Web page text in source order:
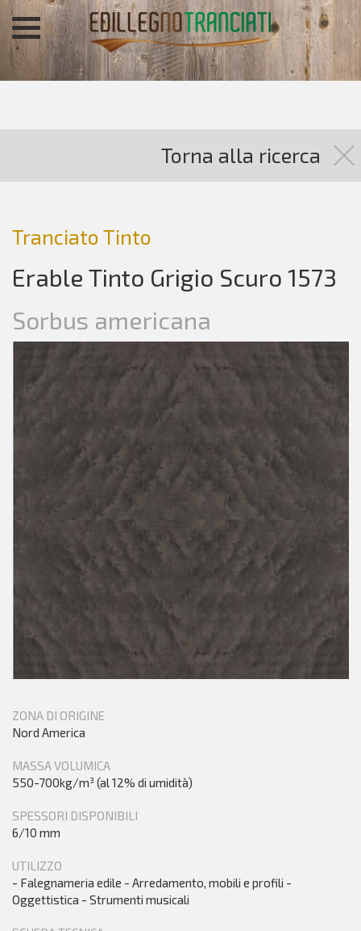
Torna alla ricerca
Tranciato Tinto
Erable Tinto Grigio Scuro 1573
Sorbus americana
ZONA DI ORIGINE
Nord America
MASSA VOLUMICA
550-700kg/m³ (al 12% di umidità)
SPESSORI DISPONIBILI
6/10 mm
UTILIZZO
- Falegnameria edile - Arredamento, mobili e profili -
Oggettistica - Strumenti musicali